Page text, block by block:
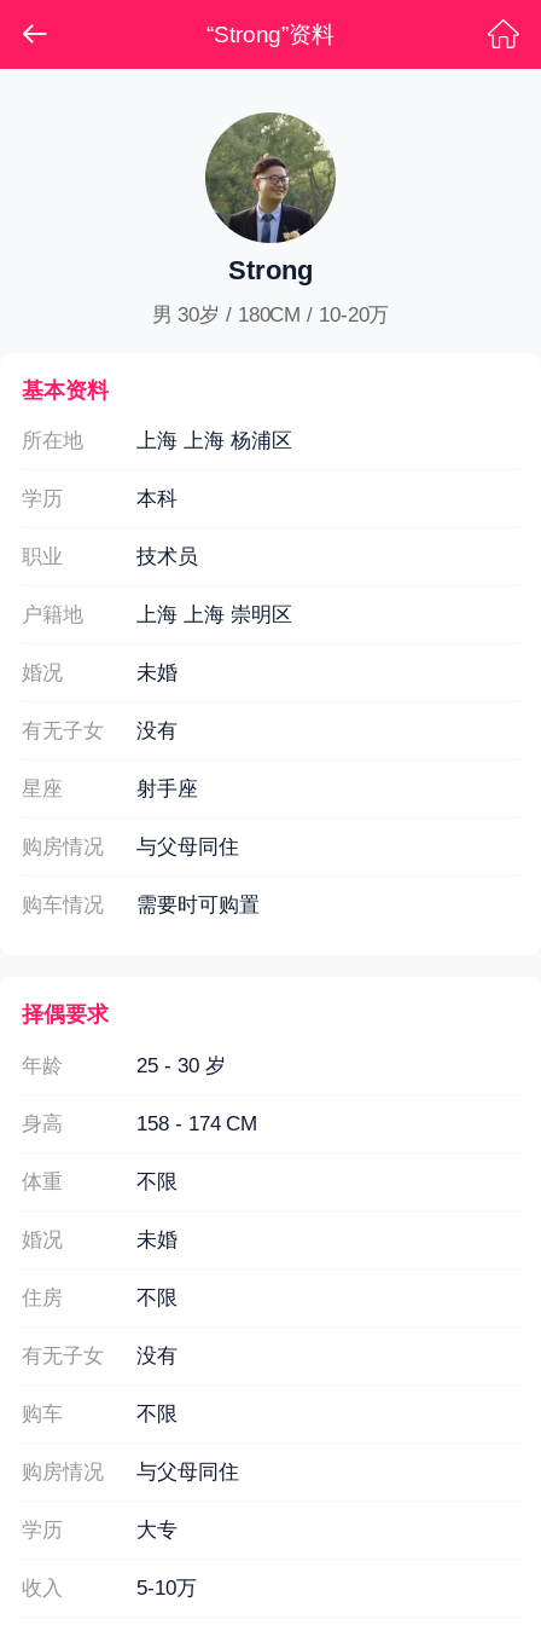
“Strong”资料
Strong
男 30岁 / 180CM / 10-20万
基本资料
所在地 上海 上海 杨浦区
学历 本科
职业 技术员
户籍地 上海 上海 崇明区
婚况 未婚
有无子女 没有
星座 射手座
购房情况 与父母同住
购车情况 需要时可购置
择偶要求
年龄 25 - 30 岁
身高 158 - 174 CM
体重 不限
婚况 未婚
住房 不限
有无子女 没有
购车 不限
购房情况 与父母同住
学历 大专
收入 5-10万